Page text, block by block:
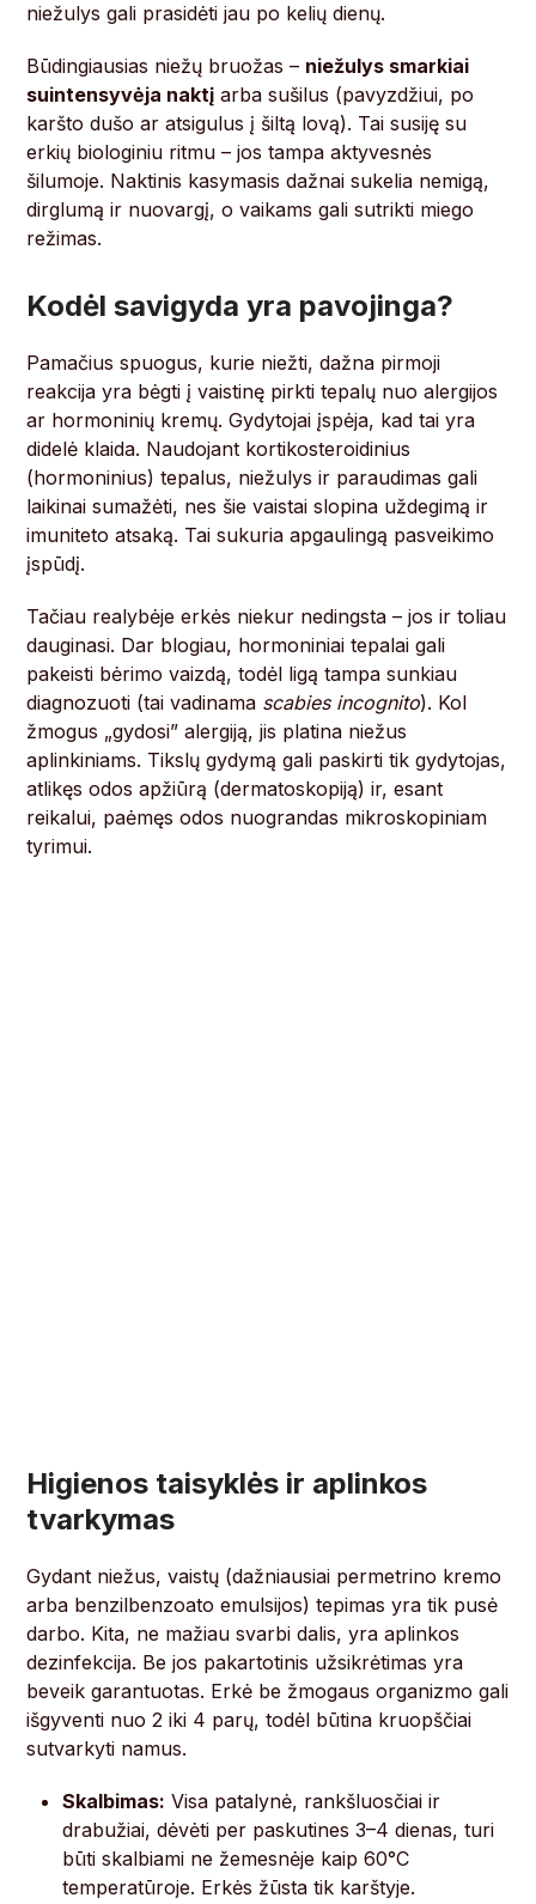
niežulys gali prasidėti jau po kelių dienų.
Būdingiausias niežų bruožas – niežulys smarkiai
suintensyvėja naktį arba sušilus (pavyzdžiui, po
karšto dušo ar atsigulus į šiltą lovą). Tai susiję su
erkių biologiniu ritmu – jos tampa aktyvesnės
šilumoje. Naktinis kasymasis dažnai sukelia nemigą,
dirglumą ir nuovargį, o vaikams gali sutrikti miego
režimas.
Kodėl savigyda yra pavojinga?
Pamačius spuogus, kurie niežti, dažna pirmoji
reakcija yra bėgti į vaistinę pirkti tepalų nuo alergijos
ar hormoninių kremų. Gydytojai įspėja, kad tai yra
didelė klaida. Naudojant kortikosteroidinius
(hormoninius) tepalus, niežulys ir paraudimas gali
laikinai sumažėti, nes šie vaistai slopina uždegimą ir
imuniteto atsaką. Tai sukuria apgaulingą pasveikimo
įspūdį.
Tačiau realybėje erkės niekur nedingsta – jos ir toliau
dauginasi. Dar blogiau, hormoniniai tepalai gali
pakeisti bėrimo vaizdą, todėl ligą tampa sunkiau
diagnozuoti (tai vadinama scabies incognito). Kol
žmogus „gydosi” alergiją, jis platina niežus
aplinkiniams. Tikslų gydymą gali paskirti tik gydytojas,
atlikęs odos apžiūrą (dermatoskopiją) ir, esant
reikalui, paėmęs odos nuograndas mikroskopiniam
tyrimui.
Higienos taisyklės ir aplinkos
tvarkymas
Gydant niežus, vaistų (dažniausiai permetrino kremo
arba benzilbenzoato emulsijos) tepimas yra tik pusė
darbo. Kita, ne mažiau svarbi dalis, yra aplinkos
dezinfekcija. Be jos pakartotinis užsikrėtimas yra
beveik garantuotas. Erkė be žmogaus organizmo gali
išgyventi nuo 2 iki 4 parų, todėl būtina kruopščiai
sutvarkyti namus.
Skalbimas: Visa patalynė, rankšluosčiai ir
drabužiai, dėvėti per paskutines 3–4 dienas, turi
būti skalbiami ne žemesnėje kaip 60°C
temperatūroje. Erkės žūsta tik karštyje.